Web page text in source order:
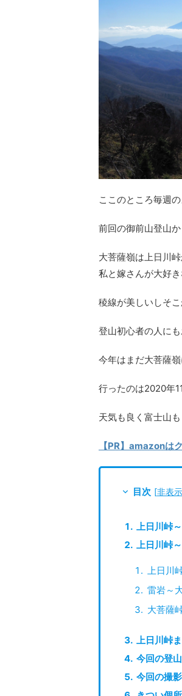
ここのところ毎週
前回の御前山登山
大菩薩嶺は上日川
私と嫁さんが大好き
稜線が美しいしそ
登山初心者の人にも
今年はまだ大菩薩
行ったのは2020年
天気も良く富士山
【PR】amazonは
目次 [非表示
上日川峠
上日川峠
上日川
雷岩～
大菩薩
上日川峠
今回の登
今回の撮